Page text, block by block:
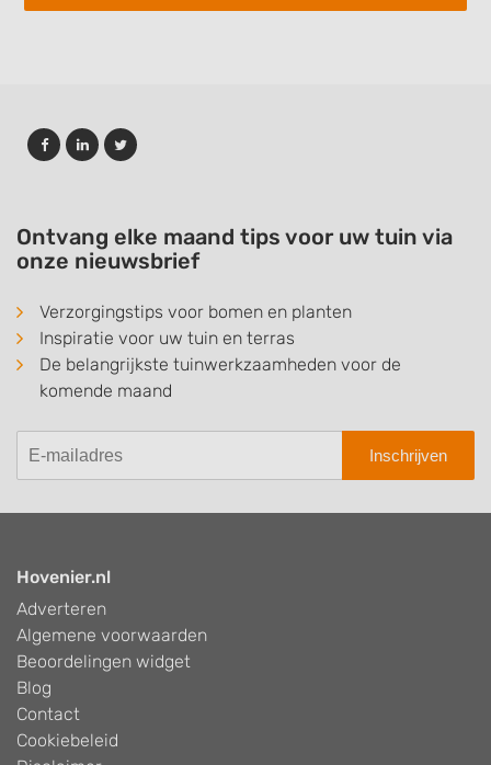
Ontvang elke maand tips voor uw tuin via
onze nieuwsbrief
Verzorgingstips voor bomen en planten
Inspiratie voor uw tuin en terras
De belangrijkste tuinwerkzaamheden voor de
komende maand
Inschrijven
Hovenier.nl
Adverteren
Algemene voorwaarden
Beoordelingen widget
Blog
Contact
Cookiebeleid